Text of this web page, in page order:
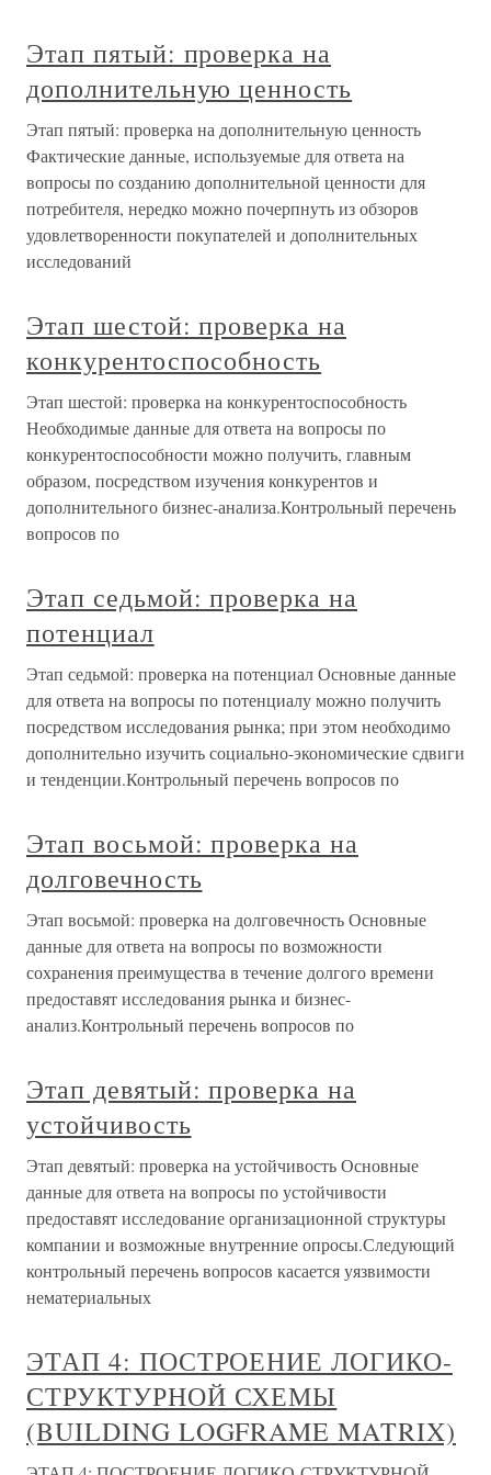
Этап пятый: проверка на
дополнительную ценность
Этап пятый: проверка на дополнительную ценность
Фактические данные, используемые для ответа на
вопросы по созданию дополнительной ценности для
потребителя, нередко можно почерпнуть из обзоров
удовлетворенности покупателей и дополнительных
исследований
Этап шестой: проверка на
конкурентоспособность
Этап шестой: проверка на конкурентоспособность
Необходимые данные для ответа на вопросы по
конкурентоспособности можно получить, главным
образом, посредством изучения конкурентов и
дополнительного бизнес-анализа.Контрольный перечень
вопросов по
Этап седьмой: проверка на
потенциал
Этап седьмой: проверка на потенциал Основные данные
для ответа на вопросы по потенциалу можно получить
посредством исследования рынка; при этом необходимо
дополнительно изучить социально-экономические сдвиги
и тенденции.Контрольный перечень вопросов по
Этап восьмой: проверка на
долговечность
Этап восьмой: проверка на долговечность Основные
данные для ответа на вопросы по возможности
сохранения преимущества в течение долгого времени
предоставят исследования рынка и бизнес-
анализ.Контрольный перечень вопросов по
Этап девятый: проверка на
устойчивость
Этап девятый: проверка на устойчивость Основные
данные для ответа на вопросы по устойчивости
предоставят исследование организационной структуры
компании и возможные внутренние опросы.Следующий
контрольный перечень вопросов касается уязвимости
нематериальных
ЭТАП 4: ПОСТРОЕНИЕ ЛОГИКО-
СТРУКТУРНОЙ СХЕМЫ
(BUILDING LOGFRAME MATRIX)